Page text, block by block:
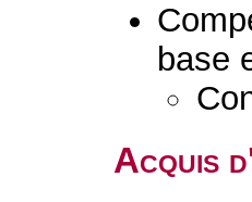
base
Acquis